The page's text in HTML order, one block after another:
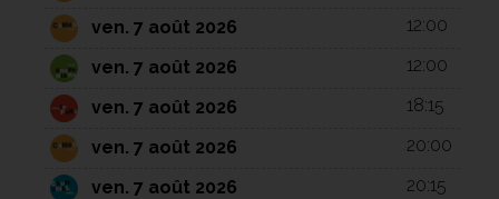
ven. 7 août 2026
12:00
ven. 7 août 2026
12:00
ven. 7 août 2026
18:15
ven. 7 août 2026
20:00
ven. 7 août 2026
20:15